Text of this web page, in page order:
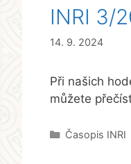
INRI 3/
14. 9. 2024
Při našich
můžete
Rubriky
Časopis INRI